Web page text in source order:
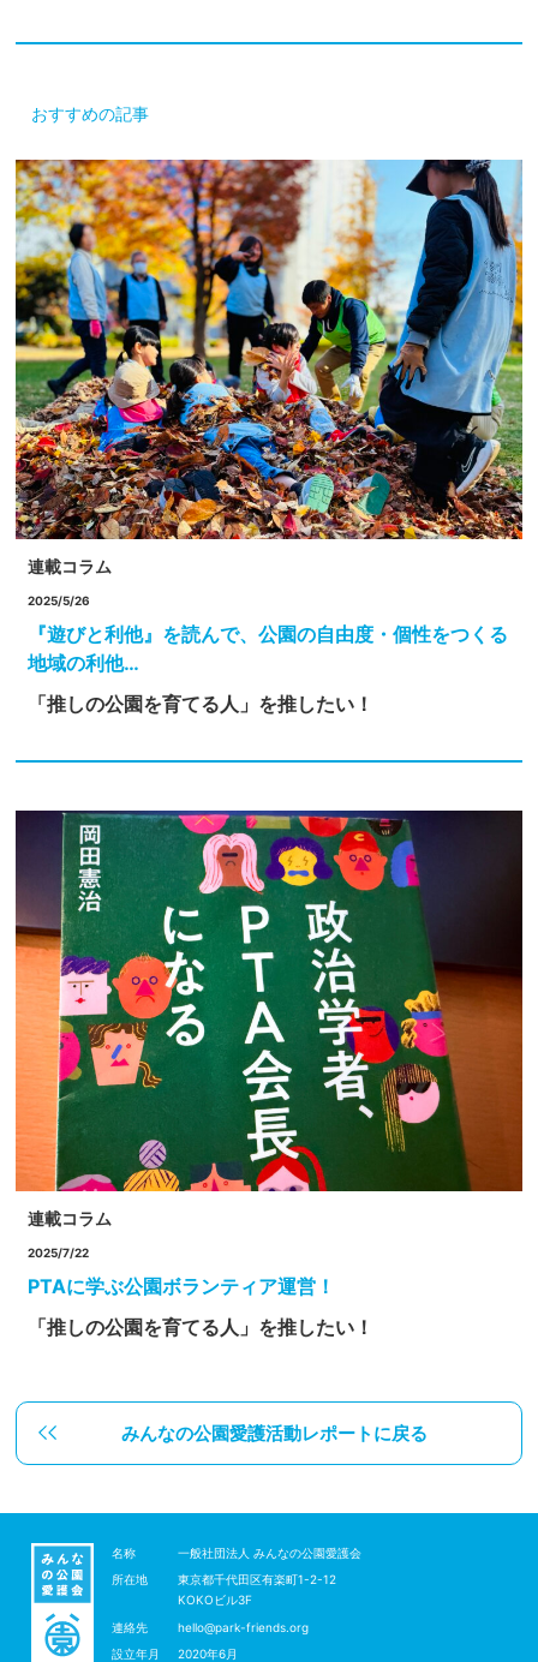
おすすめの記事
連載コラム
2025/5/26
『遊びと利他』を読んで、公園の自由度・個性をつくる
地域の利他…
「推しの公園を育てる人」を推したい！
連載コラム
2025/7/22
PTAに学ぶ公園ボランティア運営！
「推しの公園を育てる人」を推したい！
みんなの公園愛護活動レポートに戻る
名称
一般社団法人 みんなの公園愛護会
所在地
東京都千代田区有楽町1-2-12
KOKOビル3F
連絡先
hello@park-friends.org
設立年月
2020年6月